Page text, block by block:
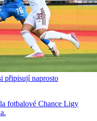
připisují naprosto
fotbalové Chance Ligy